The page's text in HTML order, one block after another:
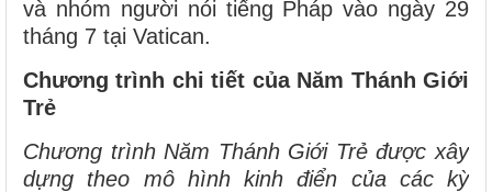
và nhóm người nói tiếng Pháp vào ngày 29
tháng 7 tại Vatican.
Chương trình chi tiết của Năm Thánh Giới
Trẻ
Chương trình Năm Thánh Giới Trẻ được xây
dựng theo mô hình kinh điển của các kỳ